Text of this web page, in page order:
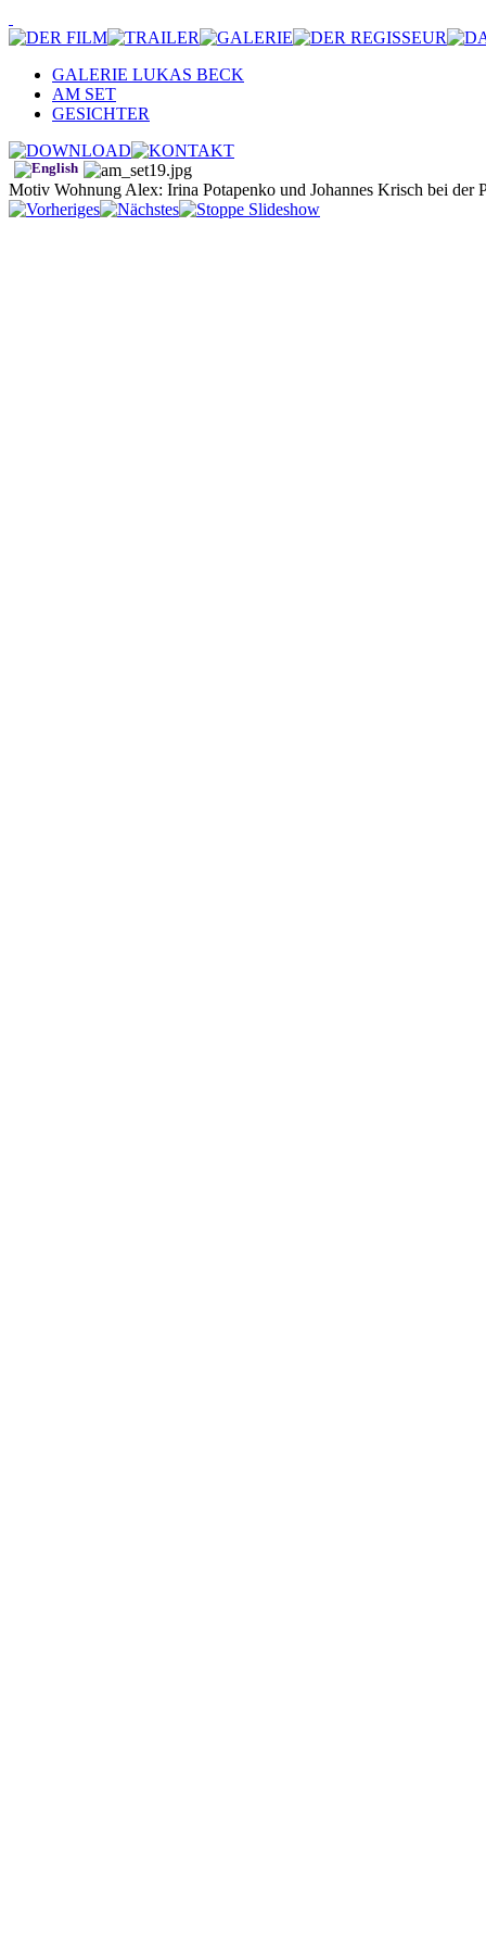
GALERIE LUKAS BECK
AM SET
GESICHTER
Motiv Wohnung Alex: Irina Potapenko und Johannes Krisch bei der